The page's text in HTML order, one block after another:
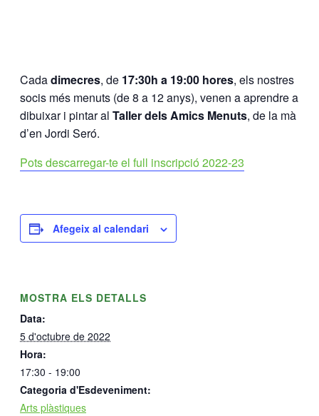
Cadadimecres, de 17:30h a 19:00 hores, els nostres
socis més menuts (de 8 a 12 anys), venen a aprendre a
dibuixar i pintar al Taller dels Amics Menuts, de la mà
d’en Jordi Seró.
Pots descarregar-te el full inscripció 2022-23
Afegeix al calendari
MOSTRA ELS DETALLS
Data:
5 d'octubre de 2022
Hora:
17:30 - 19:00
Categoria d'Esdeveniment:
Arts plàstiques